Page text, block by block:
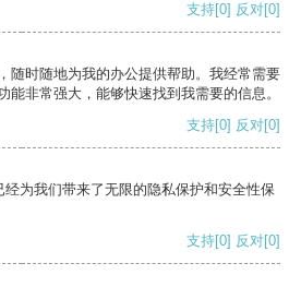
支持[0] 反对[0]
随时随地为我的办公提供帮助。我经常需要
能非常强大，能够快速找到我需要的信息。
支持[0] 反对[0]
为我们带来了无限的隐私保护和安全性保
支持[0] 反对[0]